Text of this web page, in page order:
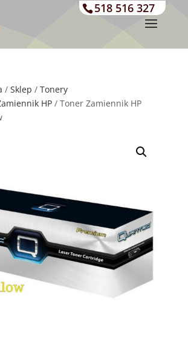
518 516 327
/ Sklep / Tonery
HP/ Toner Zamiennik HP